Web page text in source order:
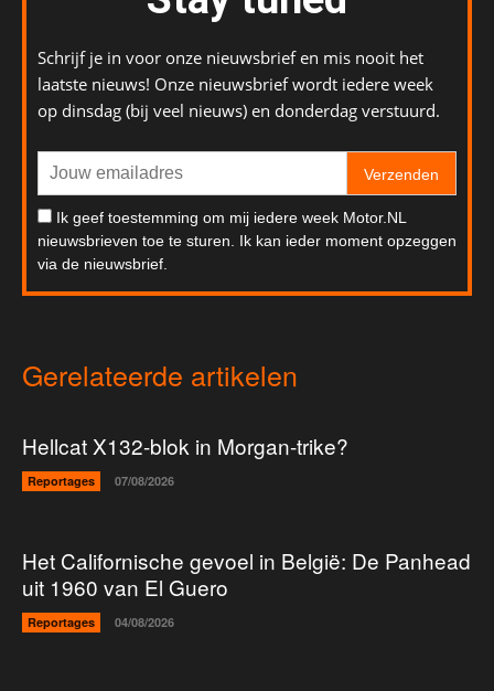
Schrijf je in voor onze nieuwsbrief en mis nooit het
laatste nieuws! Onze nieuwsbrief wordt iedere week
op dinsdag (bij veel nieuws) en donderdag verstuurd.
Verzenden
Ik geef toestemming om mij iedere week Motor.NL
nieuwsbrieven toe te sturen. Ik kan ieder moment opzeggen
via de nieuwsbrief.
Gerelateerde artikelen
Hellcat X132-blok in Morgan-trike?
Reportages 07/08/2026
Het Californische gevoel in België: De Panhead
uit 1960 van El Guero
Reportages 04/08/2026